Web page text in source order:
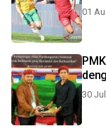
01
30